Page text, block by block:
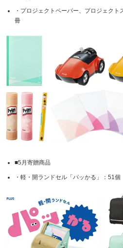
強くしなやかな組織を築く。
サステナビリティ関連データ
数字でわかるプラスグループ
ESGパフォーマンスデータ
第三者保証
社外からの評価
編集方針・レポート・ニュース
サステナビリティレポートアーカイブ
サステナビリティニュース
ニュースリリース
・プロジェクトペーパー、プロジェク
冊
■5月寄贈商品
・軽・開ランドセル「パッかる」：51個